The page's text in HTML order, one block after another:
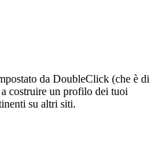
da DoubleClick (che è di
costruire un profilo dei tuoi
su altri siti.